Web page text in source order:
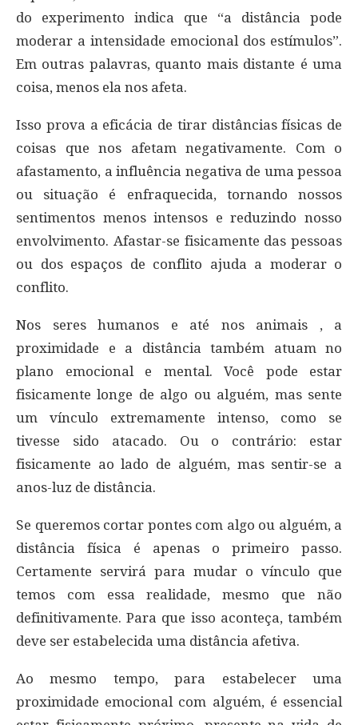
do experimento indica que “a distância pode
moderar a intensidade emocional dos estímulos”.
Em outras palavras, quanto mais distante é uma
coisa, menos ela nos afeta.
Isso prova a eficácia de tirar distâncias físicas de
coisas que nos afetam negativamente. Com o
afastamento, a influência negativa de uma pessoa
ou situação é enfraquecida, tornando nossos
sentimentos menos intensos e reduzindo nosso
envolvimento. Afastar-se fisicamente das pessoas
ou dos espaços de conflito ajuda a moderar o
conflito.
Nos seres humanos e até nos animais , a
proximidade e a distância também atuam no
plano emocional e mental. Você pode estar
fisicamente longe de algo ou alguém, mas sente
um vínculo extremamente intenso, como se
tivesse sido atacado. Ou o contrário: estar
fisicamente ao lado de alguém, mas sentir-se a
anos-luz de distância.
Se queremos cortar pontes com algo ou alguém, a
distância física é apenas o primeiro passo.
Certamente servirá para mudar o vínculo que
temos com essa realidade, mesmo que não
definitivamente. Para que isso aconteça, também
deve ser estabelecida uma distância afetiva.
Ao mesmo tempo, para estabelecer uma
proximidade emocional com alguém, é essencial